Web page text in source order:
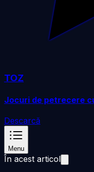
TOZ
Jocuri de petrecere
Descarcă
Menu
În acest articol